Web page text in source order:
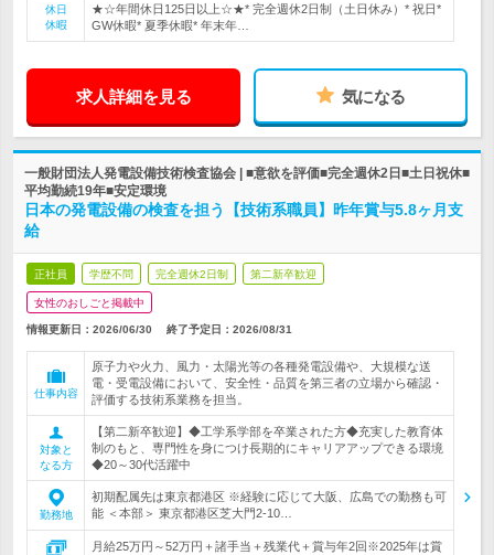
休日
休暇
★☆年間休日125日以上☆★* 完全週休2日制（土日休み）* 祝日*
GW休暇* 夏季休暇* 年末年…
求人詳細を見る 気になる
一般財団法人発電設備技術検査協会 | ■意欲を評価■完全週休2日■土日祝休■
平均勤続19年■安定環境
日本の発電設備の検査を担う【技術系職員】昨年賞与5.8ヶ月支
給
正社員 学歴不問 完全週休2日制 第二新卒歓迎
女性のおしごと掲載中
情報更新日：2026/06/30 終了予定日： 2026/08/31
仕事内容
原子力や火力、風力・太陽光等の各種発電設備や、大規模な送
電・受電設備において、安全性・品質を第三者の立場から確認・
評価する技術系業務を担当。
対象と
なる方
【第二新卒歓迎】◆工学系学部を卒業された方◆充実した教育体
制のもと、専門性を身につけ長期的にキャリアアップできる環境
◆20～30代活躍中
勤務地
初期配属先は東京都港区 ※経験に応じて大阪、広島での勤務も可
能 ＜本部＞ 東京都港区芝大門2-10…
月給25万円～52万円＋諸手当＋残業代＋賞与年2回※2025年は賞